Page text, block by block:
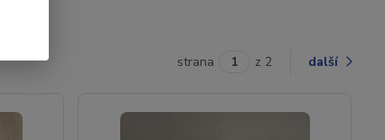
strana z 2 další